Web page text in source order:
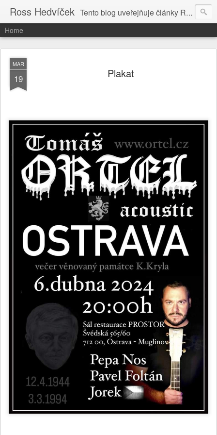
Ross Hedvíček Tento blog uveřejňuje články Ross Hedvíčka v češtině (pokud budu mit naladu) - s editacni pomoci Ludvika Dedika.
Home
MAR
19 Plakat